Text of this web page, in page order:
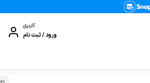
کاربری
ورود / ثبت نام